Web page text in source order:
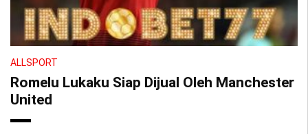
ALLSPORT
Romelu Lukaku Siap Dijual Oleh Manchester
United